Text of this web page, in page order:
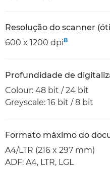
Resolução do scanner
600 x 1200 dpi8
Profundidade de
Colour: 48 bit / 24 bit
Greyscale: 16 bit / 8 bit
Formato máximo do
A4/LTR (216 x 297 mm)
ADF: A4, LTR, LGL